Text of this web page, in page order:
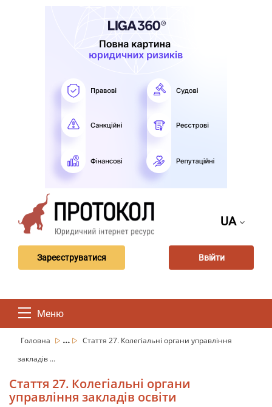
UA
Зареєструватися Ввійти
Меню
Головна ...
Стаття 27. Колегіальні органи управління
закладів ...
Стаття 27. Колегіальні органи
управління закладів освіти